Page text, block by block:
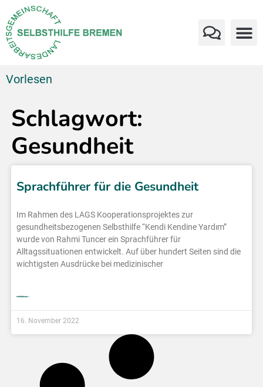
Vorlesen
Schlagwort:
Gesundheit
Sprachführer für die Gesundheit
Im Rahmen des LAGS Kooperationsprojektes zur
gesundheitsbezogenen Selbsthilfe “Kendi Kendine Yardım”
wurde von Rahmi Tuncer ein Sprachführer für
Alltagssituationen entwickelt. Auf über hundert Seiten sind die
wichtigsten Ausdrücke bei medizinischer
weiterlesen »
16. November 2022